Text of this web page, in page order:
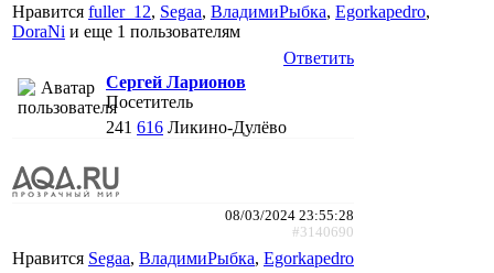
Нравится fuller_12, Segaa, ВладимиРыбка, Egorkapedro,
DoraNi и еще 1 пользователям
Ответить
Сергей Ларионов
Посетитель
241 616 Ликино-Дулёво
08/03/2024 23:55:28
#3140690
Нравится Segaa, ВладимиРыбка, Egorkapedro